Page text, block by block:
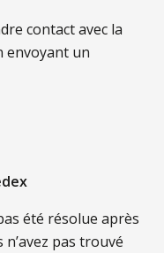
contact avec la
envoyant un
été résolue après
pas trouvé